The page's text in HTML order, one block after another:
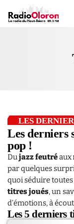
ACCUEIL
PROGRAMMES
TITRES
PODCASTS
ACTUALITÉS
LES
Les derniers
pop !
Dujazz feutréaux
par quelques
quoi séduire
titres joués, un
d’émotions, à
Les 5 derniers